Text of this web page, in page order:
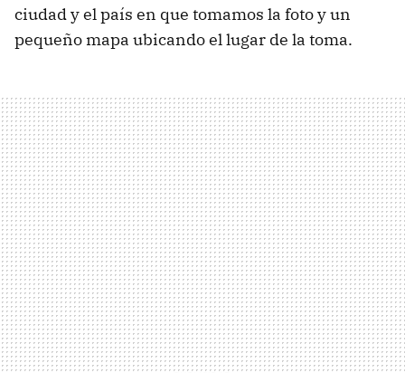
ciudad y el país en que tomamos la foto y un
pequeño mapa ubicando el lugar de la toma.